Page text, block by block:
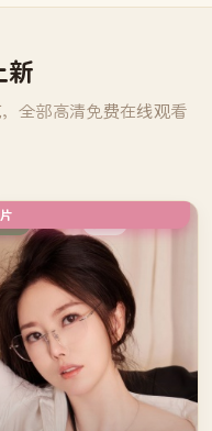
新
全部高清免费在线观看
本